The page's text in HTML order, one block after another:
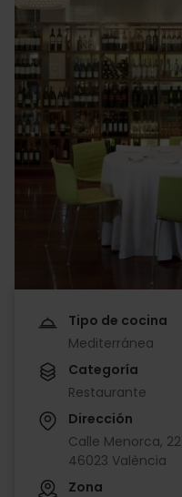
Tipo de cocina
Mediterránea
Categoría
Restaurante
Dirección
Calle Menorca, 22
46023 València
Zona